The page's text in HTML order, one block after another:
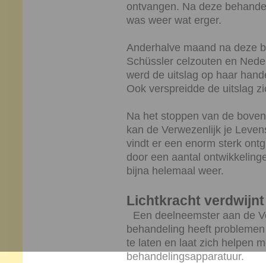
ontvangen. Na deze
was weer wat erger.
Anderhalve maand na deze
Schüssler celzouten en
werd de uitslag op haar
Ook verspreidde de uitslag
Na het stoppen van de
kan de Verwezenlijk je
vindt er een enorm sterk
door een aantal
bijna helemaal weer.
Lichtkracht verdwijnt
Een deelneemster aan de
behandeling heeft
te laten en laat zich helpen
behandelingsapparatuur.